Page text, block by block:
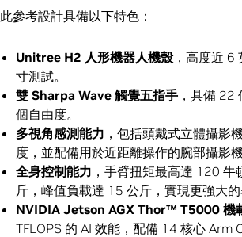
此參考設計具備以下特色：
Unitree H2 人形機器人機殼，高度近 6
寸測試。
雙 Sharpa Wave 觸覺五指手 ，具備
個自由度。
多視角感測能力 ，包括頭戴式立體攝影
度，並配備用於近距離操作的腕部攝影
全身控制能力 ，手臂扭矩最高達 120
斤，峰值負載達 15 公斤，實現更強大的
NVIDIA Jetson AGX Thor™ T5000 機
TFLOPS 的 AI 效能，配備 14 核心